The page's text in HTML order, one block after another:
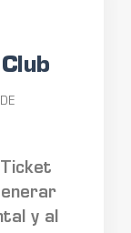
y al